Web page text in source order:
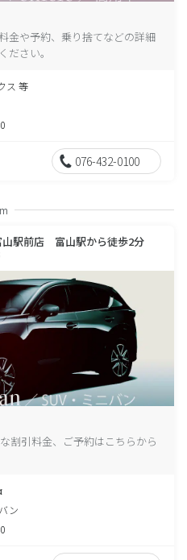
金や予約、乗り捨てなどの詳細
ださい。
ス 等
076-432-0100
山駅前店 富山駅から徒歩2分
割引料金、ご予約はこちらから
ン